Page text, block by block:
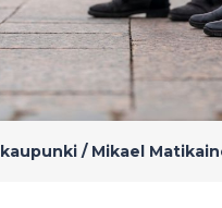
kaupunki / Mikael